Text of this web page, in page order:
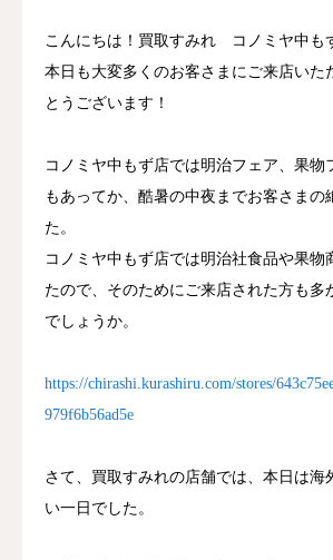
こんにちは！買取すみれ コノミヤ中も
本日も大変多くのお客さまにご来店いた
とうございます！
コノミヤ中もず店では明治フェア、果物
もあってか、酷暑の中夜までお客さまの
た。
コノミヤ中もず店では明治社食品や果物
たので、そのためにご来店された方も多
でしょうか。
https://chirashi.kurashiru.com/stores/
979f6b56ad5e
さて、買取すみれの店舗では、本日は海
い一日でした。